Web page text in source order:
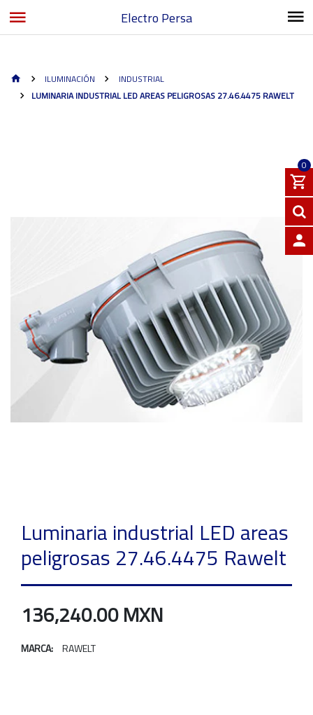
Electro Persa
0
ILUMINACIÓN
INDUSTRIAL
LUMINARIA INDUSTRIAL LED AREAS PELIGROSAS 27.46.4475 RAWELT
Luminaria industrial LED areas
peligrosas 27.46.4475 Rawelt
136,240.00 MXN
MARCA: RAWELT